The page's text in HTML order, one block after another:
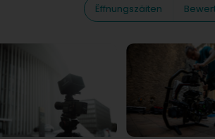
Ëffnungszäiten